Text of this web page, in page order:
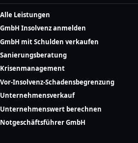
Alle Leistungen
GmbH Insolvenz anmelden
GmbH mit Schulden verkaufen
Sanierungsberatung
Krisenmanagement
Vor-Insolvenz-Schadensbegrenzung
Unternehmensverkauf
Unternehmenswert berechnen
Notgeschäftsführer GmbH